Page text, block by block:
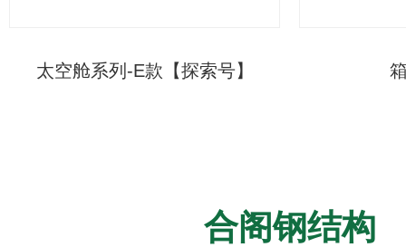
太空舱系列-E款【探索号】
合阁钢结构